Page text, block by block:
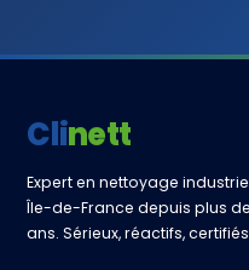
Clinett
Expert en nettoyage
Île-de-France depuis plus de
ans. Sérieux, réactifs,